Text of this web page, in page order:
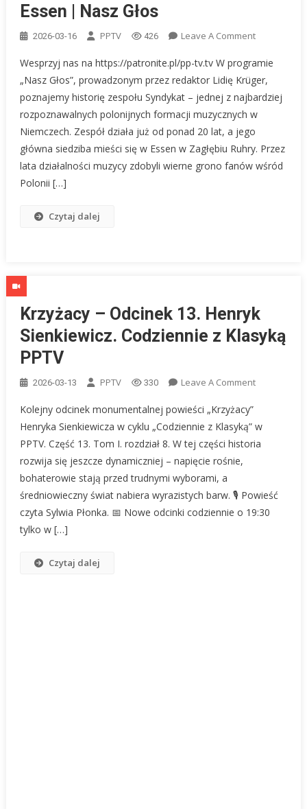
Essen | Nasz Głos
2026-03-16 PPTV 426 Leave A CommentOn
–
20
Lat
Polskiego
Rocka
W
Niemczech!
Wesprzyj nas na https://patronite.pl/pp-tv.tv W programie
„Nasz Głos”, prowadzonym przez redaktor Lidię Krüger,
poznajemy historię zespołu Syndykat – jednej z najbardziej
rozpoznawalnych polonijnych formacji muzycznych w
Niemczech. Zespół działa już od ponad 20 lat, a jego
główna siedziba mieści się w Essen w Zagłębiu Ruhry. Przez
lata działalności muzycy zdobyli wierne grono fanów wśród
Polonii […]
Czytaj dalej
Krzyżacy – Odcinek 13. Henryk
Sienkiewicz. Codziennie z Klasyką
PPTV
2026-03-13 PPTV 330 Leave A CommentOn
Odcinek
13.
Codziennie
Z
Kolejny odcinek monumentalnej powieści „Krzyżacy”
Henryka Sienkiewicza w cyklu „Codziennie z Klasyką” w
PPTV. Część 13. Tom I. rozdział 8. W tej części historia
rozwija się jeszcze dynamiczniej – napięcie rośnie,
bohaterowie stają przed trudnymi wyborami, a
średniowieczny świat nabiera wyrazistych barw. 🎙 Powieść
czyta Sylwia Płonka. 📅 Nowe odcinki codziennie o 19:30
tylko w […]
Czytaj dalej